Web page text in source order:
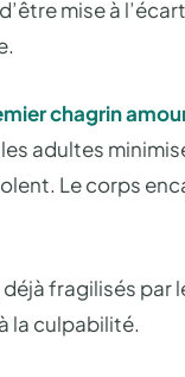
mise à
chagrin
adultes
Le corps
fragilisés
la culpabilité.